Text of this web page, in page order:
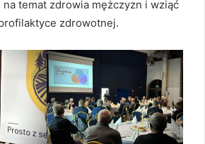
temat zdrowia mężczyzn i wziąć
zdrowotnej.